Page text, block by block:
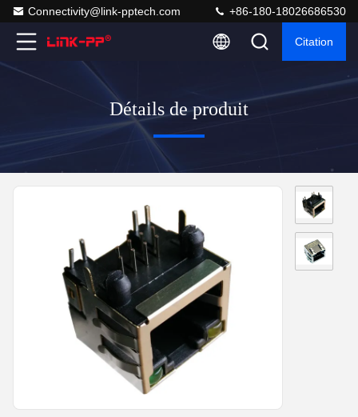
Connectivity@link-pptech.com +86-180-18026686530
Citation
Détails de produit